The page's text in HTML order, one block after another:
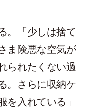
。「少しは捨て
ま険悪な空気が
られたくない過
。さらに収納ケ
を入れている」